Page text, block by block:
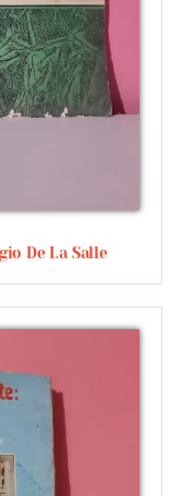
De La Salle